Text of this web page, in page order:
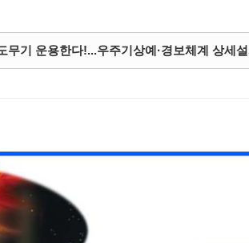
기 운용한다!...우주기상예·경보체계 상세